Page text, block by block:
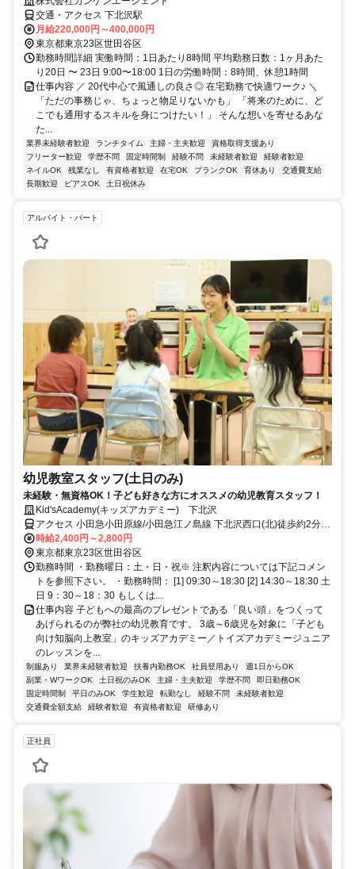
交通・アクセス 下北沢駅
月給220,000円～400,000円
東京都東京23区世田谷区
勤務時間詳細 実働時間：1日あたり8時間 平均勤務日数：1ヶ月あた
り20日 〜 23日 9:00〜18:00 1日の労働時間：8時間、休憩1時間
仕事内容 ／ 20代中心で風通しの良さ◎ 在宅勤務で快適ワーク♪ ＼
「ただの事務じゃ、ちょっと物足りないかも」 「将来のために、ど
こでも通用するスキルを身につけたい！」 そんな想いを寄せるあな
た...
業界未経験者歓迎 ランチタイム 主婦・主夫歓迎
資格取得支援あり
フリーター歓迎
学歴不問 固定時間制 経験不問 未経験者歓迎
経験者歓迎
ネイルOK
残業なし 有資格者歓迎 在宅OK ブランクOK 育休あり
交通費支給
長期歓迎
ピアスOK 土日祝休み
アルバイト・パート
幼児教室スタッフ(土日のみ)
未経験・無資格OK！子ども好きな方にオススメの幼児教育スタッフ！
Kid'sAcademy(キッズアカデミー) 下北沢
アクセス 小田急小田原線/小田急江ノ島線 下北沢西口(北)徒歩約2分、
京王井の頭線 下北沢西口(北)徒歩約2分
時給2,400円～2,800円
東京都東京23区世田谷区
勤務時間 ・勤務曜日：土・日・祝※ 注釈内容については下記コメン
トを参照下さい。 ・勤務時間： [1] 09:30～18:30 [2] 14:30～18:30 土
日 9：30～18：30 もしくは...
仕事内容 子どもへの最高のプレゼントである「良い頭」をつくって
あげられるのが弊社の幼児教育です。 3歳～6歳児を対象に「子ども
向け知脳向上教室」のキッズアカデミー／トイズアカデミージュニア
のレッスンを...
制服あり 業界未経験者歓迎 扶養内勤務OK 社員登用あり
週1日からOK
副業・WワークOK
土日祝のみOK 主婦・主夫歓迎 学歴不問
即日勤務OK
固定時間制
平日のみOK 学生歓迎 転勤なし 経験不問
未経験者歓迎
交通費全額支給
経験者歓迎 有資格者歓迎 研修あり
正社員